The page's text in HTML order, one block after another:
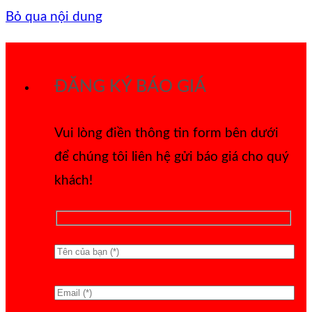
Bỏ qua nội dung
ĐĂNG KÝ BÁO GIÁ
Vui lòng điền thông tin form bên dưới
để chúng tôi liên hệ gửi báo giá cho quý
khách!